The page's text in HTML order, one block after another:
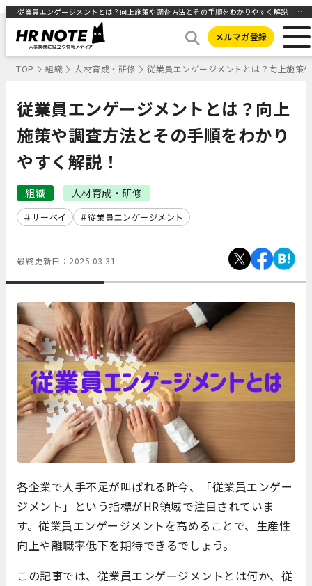
従業員エンゲージメントとは？向上施策や調査方法とその手順をわかりやすく解説！ ｜HR NOTE
メルマガ登録
TOP 組織 人材育成・研修 従業員エンゲージメントとは？向上施策
従業員エンゲージメントとは？向上
施策や調査方法とその手順をわかり
やすく解説！
組織 人材育成・研修
サーベイ 従業員エンゲージメント
最終更新日： 2025.03.31
各企業で人手不足が叫ばれる昨今、「従業員エンゲー
ジメント」という指標がHR領域で注目されていま
す。従業員エンゲージメントを高めることで、生産性
向上や離職率低下を期待できるでしょう。
この記事では、従業員エンゲージメントとは何か、従